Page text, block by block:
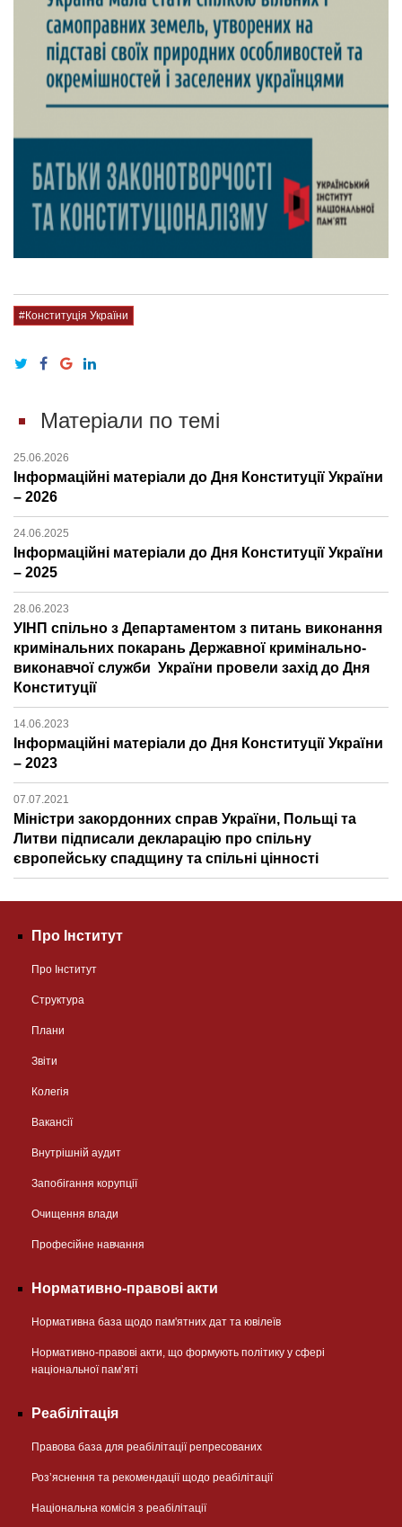
#Конституція України
Матеріали по темі
25.06.2026
Інформаційні матеріали до Дня Конституції України
– 2026
24.06.2025
Інформаційні матеріали до Дня Конституції України
– 2025
28.06.2023
УІНП спільно з Департаментом з питань виконання
кримінальних покарань Державної кримінально-
виконавчої служби України провели захід до Дня
Конституції
14.06.2023
Інформаційні матеріали до Дня Конституції України
– 2023
07.07.2021
Міністри закордонних справ України, Польщі та
Литви підписали декларацію про спільну
європейську спадщину та спільні цінності
Про Інститут
Про Інститут
Структура
Плани
Звіти
Колегія
Вакансії
Внутрішній аудит
Запобігання корупції
Очищення влади
Професійне навчання
Нормативно-правові акти
Нормативна база щодо пам'ятних дат та ювілеїв
Нормативно-правові акти, що формують політику у сфері
національної памʼяті
Реабілітація
Правова база для реабілітації репресованих
Розʼяснення та рекомендації щодо реабілітації
Національна комісія з реабілітації